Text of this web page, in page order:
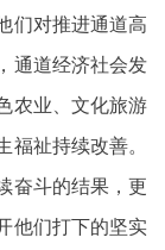
们对推进通道高
通道经济社会发
农业、文化旅游
祉持续改善。
奋斗的结果，更
他们打下的坚实